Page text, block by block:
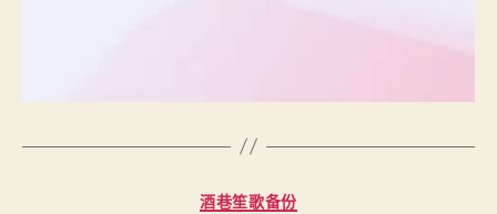
分
酒巷笙歌备份